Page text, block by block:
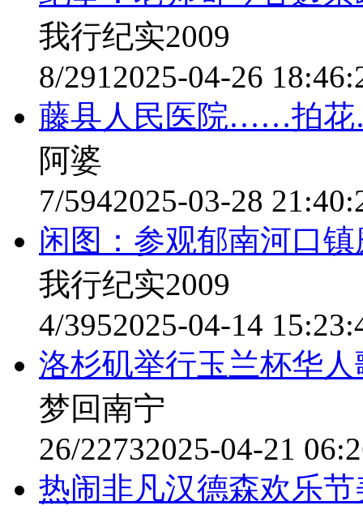
我行纪实2009
8/2912025-04-26
藤县人民医院……拍
阿婆
7/5942025-03-28
闲图：参观郁南河口
我行纪实2009
4/3952025-04-14
洛杉矶举行玉兰杯华
梦回南宁
26/22732025-04-21
热闹非凡汉德森欢乐